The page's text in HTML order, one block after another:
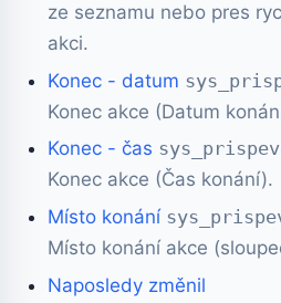
ze seznamu nebo pres
akci.
Konec - datum
Konec akce (Datum
Konec - čas
Konec akce (Čas konání).
Místo konání
Místo konání akce
Naposledy změnil